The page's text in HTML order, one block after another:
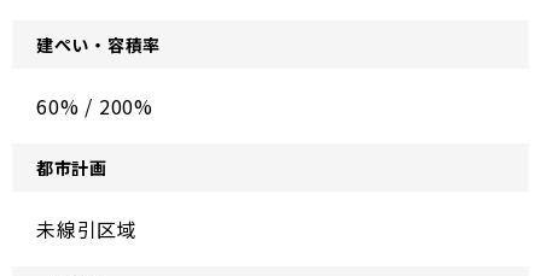
建ぺい・容積率
60% / 200%
都市計画
未線引区域